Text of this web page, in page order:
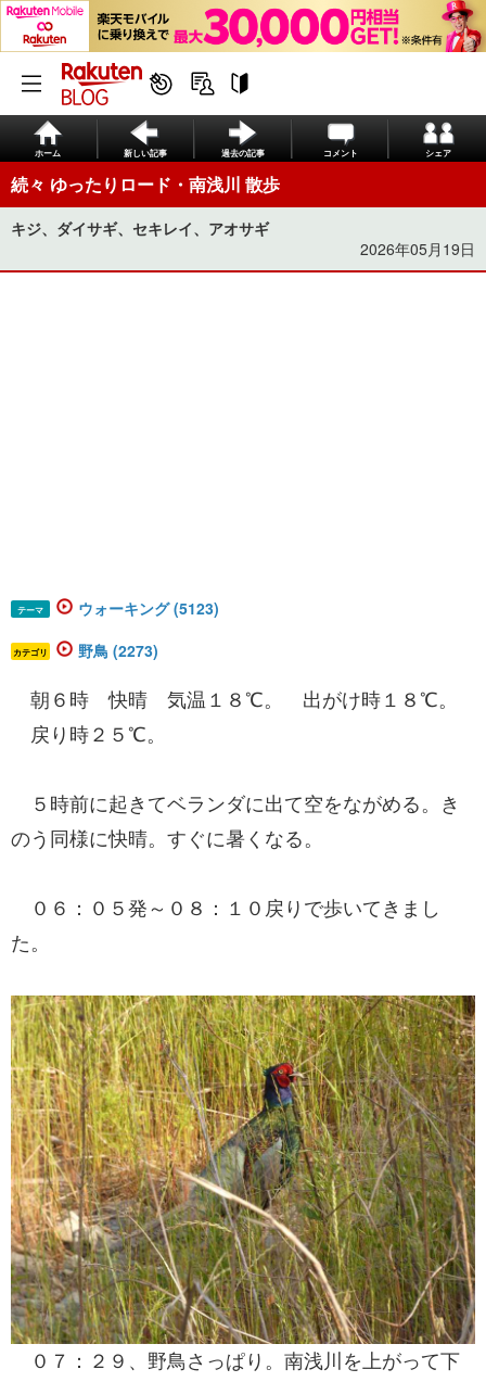
ホーム 新しい記事 過去の記事 コメント シェア
続々 ゆったりロード・南浅川 散歩
キジ、ダイサギ、セキレイ、アオサギ
2026年05月19日
テーマ ウォーキング (5123)
カテゴリ 野鳥 (2273)
朝６時 快晴 気温１８℃。 出がけ時１８℃。
戻り時２５℃。
５時前に起きてベランダに出て空をながめる。き
のう同様に快晴。すぐに暑くなる。
０６：０５発～０８：１０戻りで歩いてきまし
た。
０７：２９、野鳥さっぱり。南浅川を上がって下